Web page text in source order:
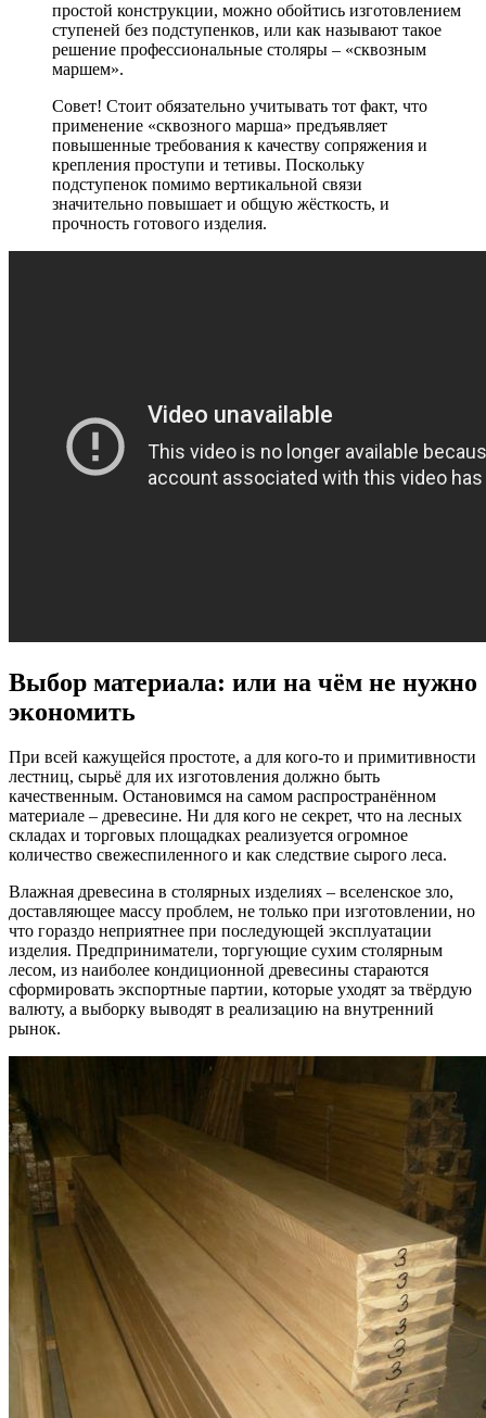
простой конструкции, можно обойтись изготовлением
ступеней без подступенков, или как называют такое
решение профессиональные столяры – «сквозным
маршем».
Совет! Стоит обязательно учитывать тот факт, что
применение «сквозного марша» предъявляет
повышенные требования к качеству сопряжения и
крепления проступи и тетивы. Поскольку
подступенок помимо вертикальной связи
значительно повышает и общую жёсткость, и
прочность готового изделия.
Выбор материала: или на чём не нужно
экономить
При всей кажущейся простоте, а для кого-то и примитивности
лестниц, сырьё для их изготовления должно быть
качественным. Остановимся на самом распространённом
материале – древесине. Ни для кого не секрет, что на лесных
складах и торговых площадках реализуется огромное
количество свежеспиленного и как следствие сырого леса.
Влажная древесина в столярных изделиях – вселенское зло,
доставляющее массу проблем, не только при изготовлении, но
что гораздо неприятнее при последующей эксплуатации
изделия. Предприниматели, торгующие сухим столярным
лесом, из наиболее кондиционной древесины стараются
сформировать экспортные партии, которые уходят за твёрдую
валюту, а выборку выводят в реализацию на внутренний
рынок.